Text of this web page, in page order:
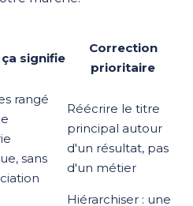
ça signifie
Correction
prioritaire
rangé
sans
Réécrire le titre
principal autour
d'un résultat, pas
d'un métier
Hiérarchiser : une